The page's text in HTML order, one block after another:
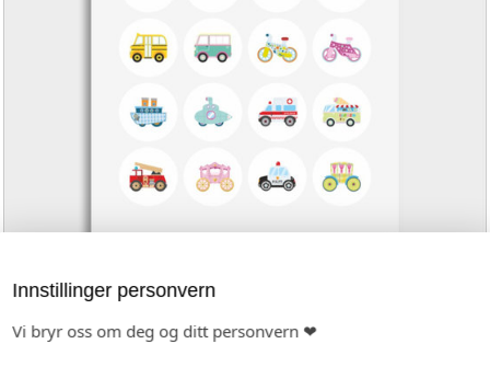
Bumerke, e0006g
Innstillinger personvern
Vi bryr oss om deg og ditt personvern ❤